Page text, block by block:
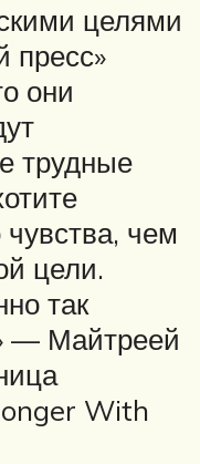
целями
пресс»
они
трудные
чем
цели.
так
— Майтреей
With